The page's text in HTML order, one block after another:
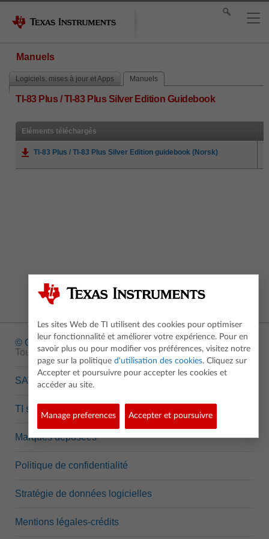
Manuels
Logiciels, mises à jour et Apps Manuels
TI-83 Plus / TI-83 Plus Silver Edition Guidebook
Eléments téléchargés
TI-83 Plus / TI-83 Plus Silver Edition guidebook (Norsk)
© Copyright1995-2026 Texas Instruments Incorporated.
Tous droits réservés.
SAV
TI semi-conducteurs
Marques déposées
Politique de confidentialité
Stratégie de données logicielles
Mentions légales-crédits
Les sites Web de TI utilisent des cookies pour optimiser
leur fonctionnalité et améliorer votre expérience. Pour en
savoir plus ou pour modifier vos préférences, visitez notre
page sur la politique d'utilisation des cookies. Cliquez sur
Accepter et poursuivre pour accepter les cookies et
accéder au site.
Manage preferences Accepter et poursuivre